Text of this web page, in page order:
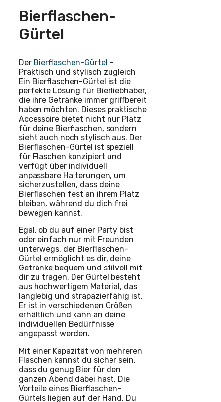
Bierflaschen-
Gürtel
Der Bierflaschen-Gürtel –
Praktisch und stylisch zugleich
Ein Bierflaschen-Gürtel ist die
perfekte Lösung für Bierliebhaber,
die ihre Getränke immer griffbereit
haben möchten. Dieses praktische
Accessoire bietet nicht nur Platz
für deine Bierflaschen, sondern
sieht auch noch stylisch aus. Der
Bierflaschen-Gürtel ist speziell
für Flaschen konzipiert und
verfügt über individuell
anpassbare Halterungen, um
sicherzustellen, dass deine
Bierflaschen fest an ihrem Platz
bleiben, während du dich frei
bewegen kannst.
Egal, ob du auf einer Party bist
oder einfach nur mit Freunden
unterwegs, der Bierflaschen-
Gürtel ermöglicht es dir, deine
Getränke bequem und stilvoll mit
dir zu tragen. Der Gürtel besteht
aus hochwertigem Material, das
langlebig und strapazierfähig ist.
Er ist in verschiedenen Größen
erhältlich und kann an deine
individuellen Bedürfnisse
angepasst werden.
Mit einer Kapazität von mehreren
Flaschen kannst du sicher sein,
dass du genug Bier für den
ganzen Abend dabei hast. Die
Vorteile eines Bierflaschen-
Gürtels liegen auf der Hand. Du